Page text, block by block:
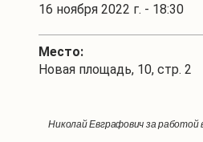
16 ноября 2022 г. - 18:30
Место:
Новая площадь, 10, стр. 2
Николай Евграфович за
Протоиерей Николай
Церковь Знамения Пресвятой
Бывшая Захарьинская церковно-
Титульный лист